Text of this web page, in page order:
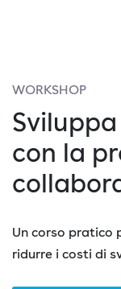
WORKSHOP
con la
Un corso pratico
ridurre i costi di